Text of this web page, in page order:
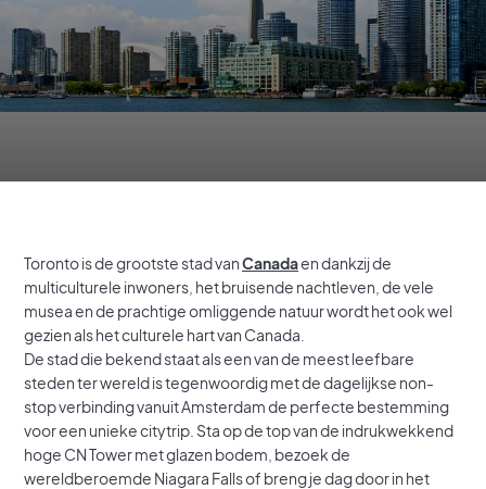
Toronto is de grootste stad vanCanadaen dankzij de
multiculturele inwoners, het bruisende nachtleven, de vele
musea en de prachtige omliggende natuur wordt het ook wel
gezien als het culturele hart van Canada.
De stad die bekend staat als een van de meest leefbare
steden ter wereld is tegenwoordig met de dagelijkse non-
stop verbinding vanuit Amsterdam de perfecte bestemming
voor een unieke citytrip. Sta op de top van de indrukwekkend
hoge CN Tower met glazen bodem, bezoek de
wereldberoemde Niagara Falls of breng je dag door in het